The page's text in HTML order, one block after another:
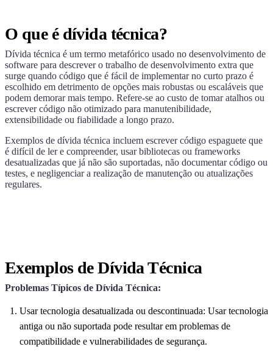
O que é dívida técnica?
Dívida técnica é um termo metafórico usado no desenvolvimento de
software para descrever o trabalho de desenvolvimento extra que
surge quando código que é fácil de implementar no curto prazo é
escolhido em detrimento de opções mais robustas ou escaláveis que
podem demorar mais tempo. Refere-se ao custo de tomar atalhos ou
escrever código não otimizado para manutenibilidade,
extensibilidade ou fiabilidade a longo prazo.
Exemplos de dívida técnica incluem escrever código espaguete que
é difícil de ler e compreender, usar bibliotecas ou frameworks
desatualizadas que já não são suportadas, não documentar código ou
testes, e negligenciar a realização de manutenção ou atualizações
regulares.
Exemplos de Dívida Técnica
Problemas Típicos de Dívida Técnica:
Usar tecnologia desatualizada ou descontinuada: Usar tecnologia
antiga ou não suportada pode resultar em problemas de
compatibilidade e vulnerabilidades de segurança.